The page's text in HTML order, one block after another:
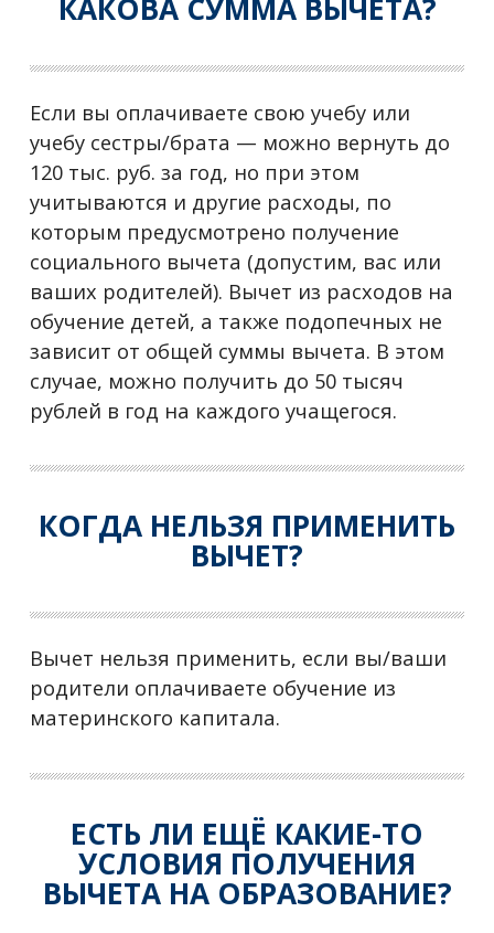
КАКОВА СУММА ВЫЧЕТА?
Если вы оплачиваете свою учебу или
учебу сестры/брата — можно вернуть до
120 тыс. руб. за год, но при этом
учитываются и другие расходы, по
которым предусмотрено получение
социального вычета (допустим, вас или
ваших родителей). Вычет из расходов на
обучение детей, а также подопечных не
зависит от общей суммы вычета. В этом
случае, можно получить до 50 тысяч
рублей в год на каждого учащегося.
КОГДА НЕЛЬЗЯ ПРИМЕНИТЬ
ВЫЧЕТ?
Вычет нельзя применить, если вы/ваши
родители оплачиваете обучение из
материнского капитала.
ЕСТЬ ЛИ ЕЩЁ КАКИЕ-ТО
УСЛОВИЯ ПОЛУЧЕНИЯ
ВЫЧЕТА НА ОБРАЗОВАНИЕ?